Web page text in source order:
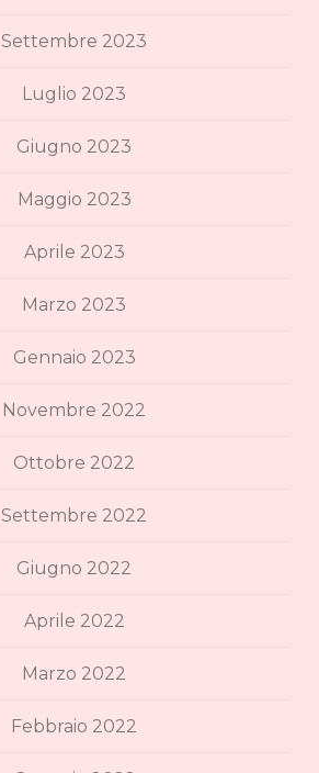
Settembre 2023
Luglio 2023
Giugno 2023
Maggio 2023
Aprile 2023
Marzo 2023
Gennaio 2023
Novembre 2022
Ottobre 2022
Settembre 2022
Giugno 2022
Aprile 2022
Marzo 2022
Febbraio 2022